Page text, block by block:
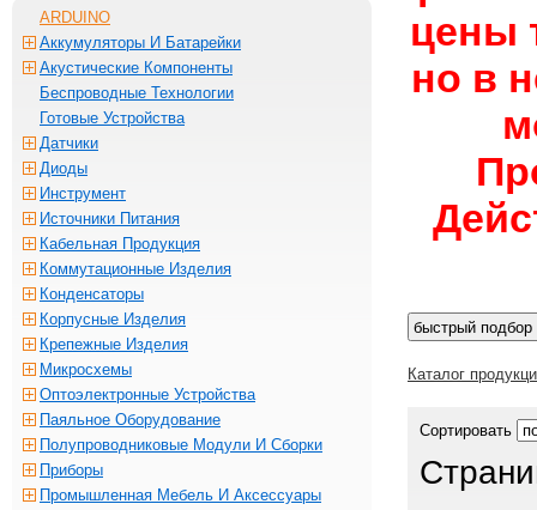
цены
но в
Каталог
Сортировать
ARDUINO
Аккумуляторы И Батарейки
Акустические Компоненты
Беспроводные Технологии
Готовые Устройства
Датчики
Диоды
Инструмент
Источники Питания
Кабельная Продукция
Коммутационные Изделия
Конденсаторы
Корпусные Изделия
Крепежные Изделия
Микросхемы
Оптоэлектронные Устройства
Паяльное Оборудование
Полупроводниковые Модули И Сборки
Приборы
Промышленная Мебель И Аксессуары